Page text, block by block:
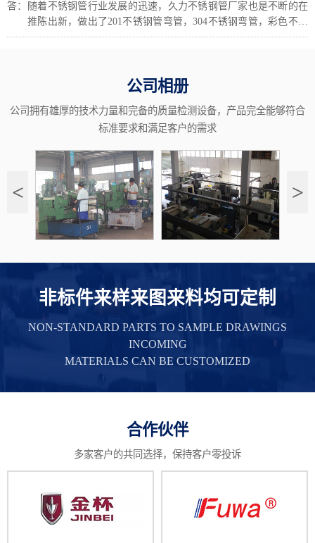
答：
随着不锈钢管行业发展的迅速，久力不锈钢管厂家也是不断的在
推陈出新，做出了201不锈钢管弯管，304不锈钢弯管，彩色不锈
钢管，和...
公司相册
公司拥有雄厚的技术力量和完备的质量检测设备，产品完全能够符合
标准要求和满足客户的需求
非标件来样来图来料均可定制
NON-STANDARD PARTS TO SAMPLE DRAWINGS
INCOMING
MATERIALS CAN BE CUSTOMIZED
合作伙伴
多家客户的共同选择，保持客户零投诉